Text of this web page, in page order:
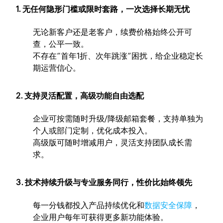
1. 无任何隐形门槛或限时套路，一次选择长期无忧
无论新客户还是老客户，续费价格始终公开可
查，公平一致。
不存在“首年1折、次年跳涨”困扰，给企业稳定长
期运营信心。
2. 支持灵活配置，高级功能自由选配
企业可按需随时升级/降级邮箱套餐，支持单独为
个人或部门定制，优化成本投入。
高级版可随时增减用户，灵活支持团队成长需
求。
3. 技术持续升级与专业服务同行，性价比始终领先
每一分钱都投入产品持续优化和数据安全保障 ，
企业用户每年可获得更多新功能体验。